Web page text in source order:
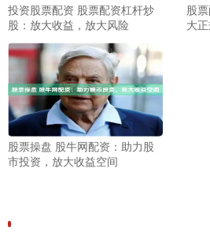
投资股票配资 股票配资杠杆炒
股：放大收益，放大风险
股
大
股票操盘 股牛网配资：助力股
市投资，放大收益空间